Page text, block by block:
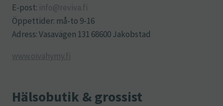
E-post: info@reviva.fi
Öppettider: må-to 9-16
Adress: Vasavägen 131 68600 Jakobstad
www.oivahymy.fi
Hälsobutik & grossist